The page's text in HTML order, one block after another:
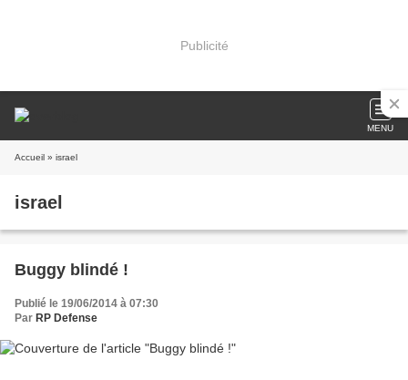
Publicité
MENU
Accueil » israel
israel
Buggy blindé !
Publié le 19/06/2014 à 07:30
Par RP Defense